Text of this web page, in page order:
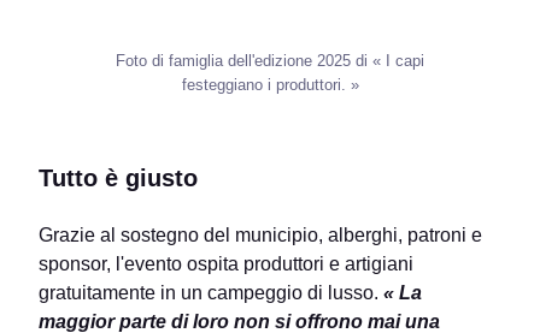
Foto di famiglia dell'edizione 2025 di « I capi
festeggiano i produttori. »
Tutto è giusto
Grazie al sostegno del municipio, alberghi, patroni e
sponsor, l'evento ospita produttori e artigiani
gratuitamente in un campeggio di lusso. « La
maggior parte di loro non si offrono mai una